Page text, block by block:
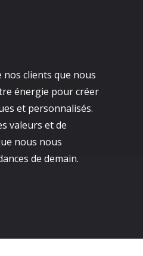
nos clients que nous
énergie pour créer
et personnalisés.
valeurs et de
nous nous
de demain.